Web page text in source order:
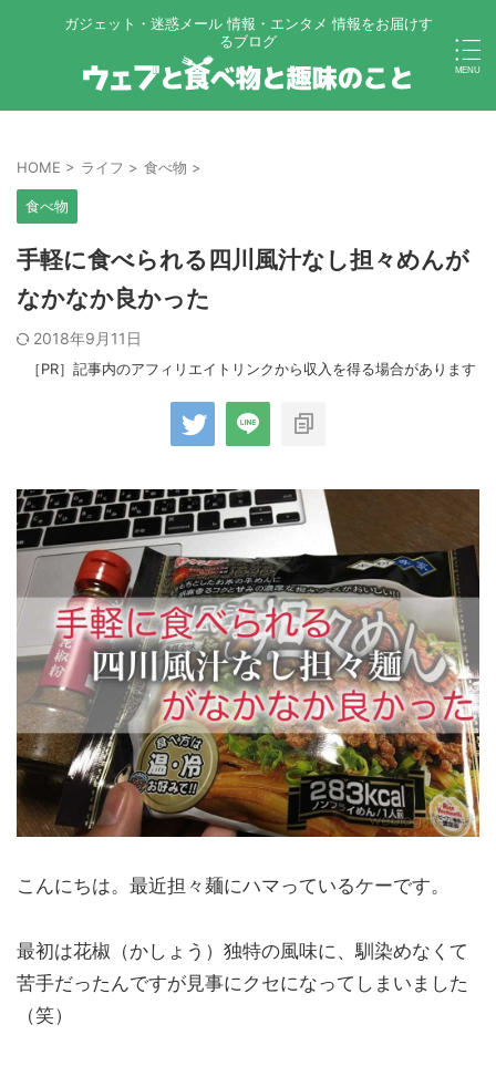
ガジェット・迷惑メール 情報・エンタメ 情報をお届けす
るブログ
HOME > ライフ > 食べ物 >
食べ物
手軽に食べられる四川風汁なし担々めんが
なかなか良かった
2018年9月11日
［PR］記事内のアフィリエイトリンクから収入を得る場合があります
こんにちは。最近担々麺にハマっているケーです。
最初は花椒（かしょう）独特の風味に、馴染めなくて
苦手だったんですが見事にクセになってしまいました
（笑）